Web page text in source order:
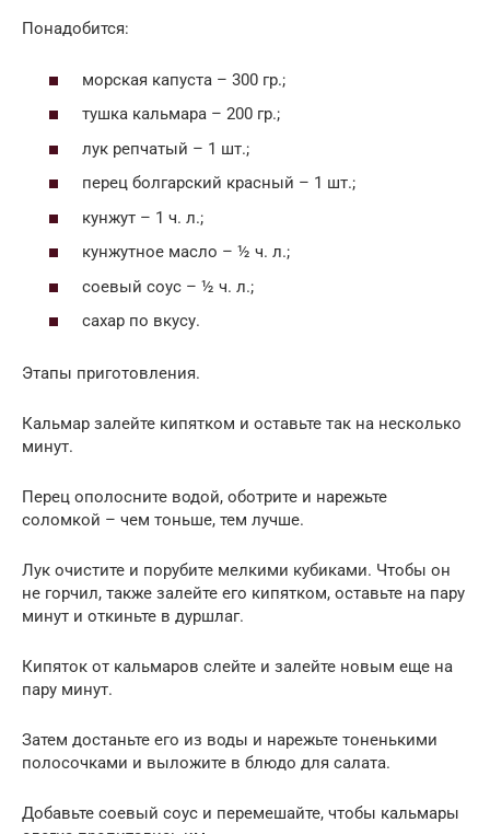
Понадобится:
морская капуста – 300 гр.;
тушка кальмара – 200 гр.;
лук репчатый – 1 шт.;
перец болгарский красный – 1 шт.;
кунжут – 1 ч. л.;
кунжутное масло – ½ ч. л.;
соевый соус – ½ ч. л.;
сахар по вкусу.
Этапы приготовления.
Кальмар залейте кипятком и оставьте так на несколько
минут.
Перец ополосните водой, оботрите и нарежьте
соломкой – чем тоньше, тем лучше.
Лук очистите и порубите мелкими кубиками. Чтобы он
не горчил, также залейте его кипятком, оставьте на пару
минут и откиньте в дуршлаг.
Кипяток от кальмаров слейте и залейте новым еще на
пару минут.
Затем достаньте его из воды и нарежьте тоненькими
полосочками и выложите в блюдо для салата.
Добавьте соевый соус и перемешайте, чтобы кальмары